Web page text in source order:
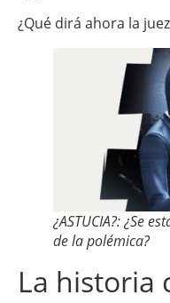
¿Qué dirá ahora la
¿ASTUCIA?: ¿Se
de la polémica?
La historia